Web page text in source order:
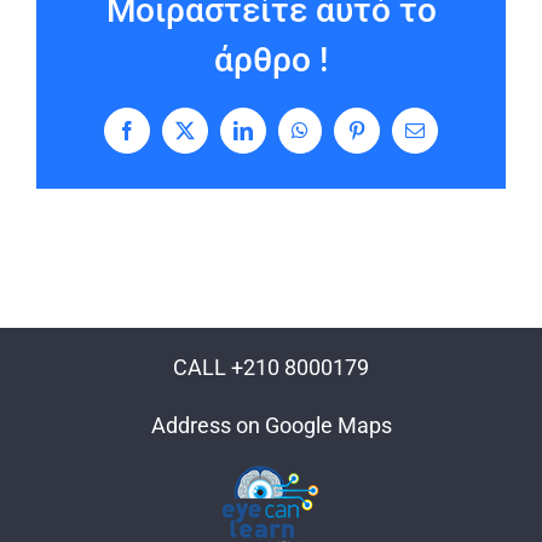
Μοιραστείτε αυτό το
άρθρο !
Facebook
X LinkedInWhatsAppPinterestEmail
CALL +210 8000179
Address on Google Maps